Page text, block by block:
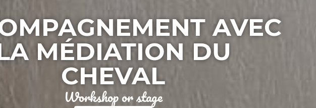
AVEC
MÉDIATION DU
CHEVAL
Workshop or stage